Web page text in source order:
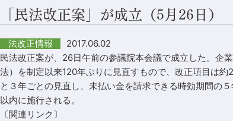
「民法改正案」が成立（5月26日）
法改正情報
2017.06.02
民法改正案が、26日午前の参議院本会議で成立した。企
法）を制定以来120年ぶりに見直すもので、改正項目は
と３年ごとの見直し、未払い金を請求できる時効期間の
以内に施行される。
〔関連リンク〕